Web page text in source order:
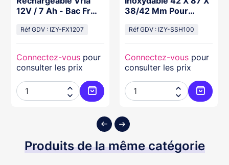
au panier
12V / 7 Ah - Bac Fr
94/100 Mm
Réf GDV : IZY-FX1207
Connectez-vous pour
consulter les prix


Ajouter au panier
38/42 Mm Pour
Mm
Réf GDV : IZY-SSH100
Connectez-vous pour
consulter les prix


Produits de la même catégorie